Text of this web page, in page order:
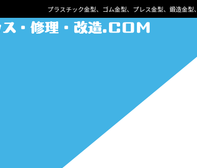
プラスチック金型、ゴム金型、プレス金型、鍛造金